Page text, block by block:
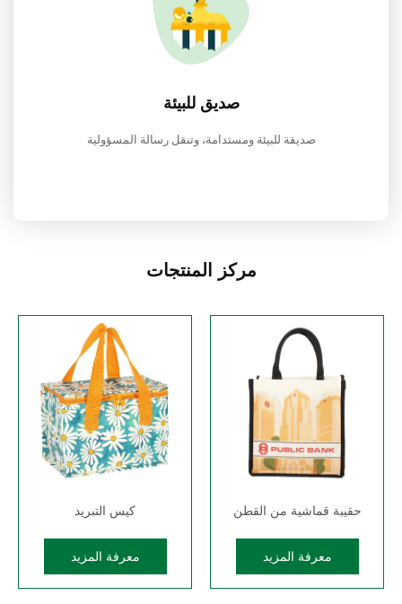
صديق للبيئة
صديقة للبيئة ومستدامة، وتنقل رسالة المسؤولية
مركز المنتجات
حقيبة قماشية من القطن
معرفة المزيد
كيس التبريد
معرفة المزيد